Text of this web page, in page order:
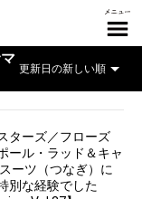
ターズ／フローズ
ール・ラッド＆キャ
ーツ（つなぎ）に
別な経験でした